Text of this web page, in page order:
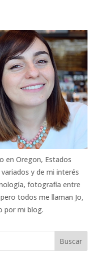
en Oregon, Estados
y de mi interés
fotografía entre
todos me llaman Jo,
por mi blog.